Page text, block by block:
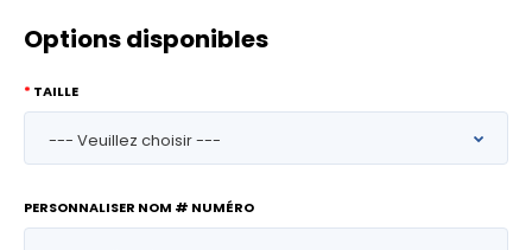
Options disponibles
TAILLE
PERSONNALISER NOM # NUMÉRO